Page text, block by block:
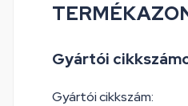
Gyártói
Gyártói cikkszám: